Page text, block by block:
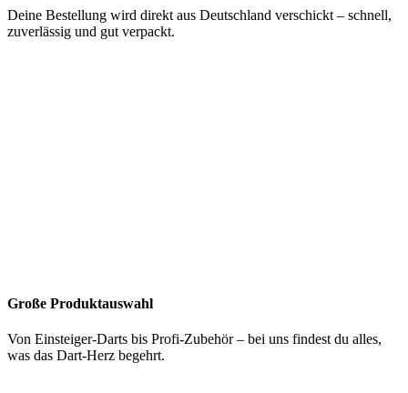
Deine Bestellung wird direkt aus Deutschland verschickt – schnell,
zuverlässig und gut verpackt.
Große Produktauswahl
Von Einsteiger-Darts bis Profi-Zubehör – bei uns findest du alles,
was das Dart-Herz begehrt.